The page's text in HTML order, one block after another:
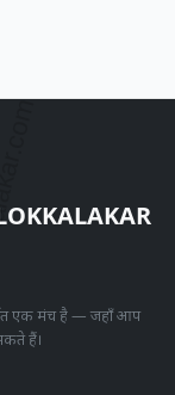
एक मंच है — जहाँ आप
हैं।